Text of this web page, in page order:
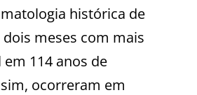
histórica de
meses com mais
114 anos de
ocorreram em